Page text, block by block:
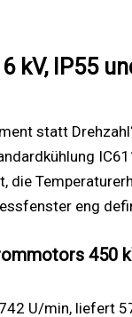
kV, IP55
statt
eng
450
U/min, liefert